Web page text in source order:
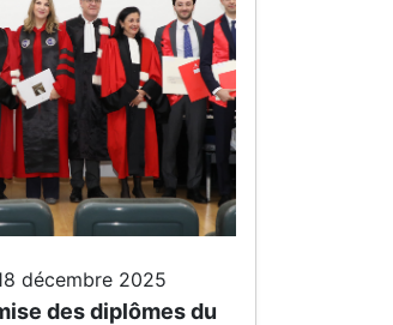
décembre 2025
des diplômes du